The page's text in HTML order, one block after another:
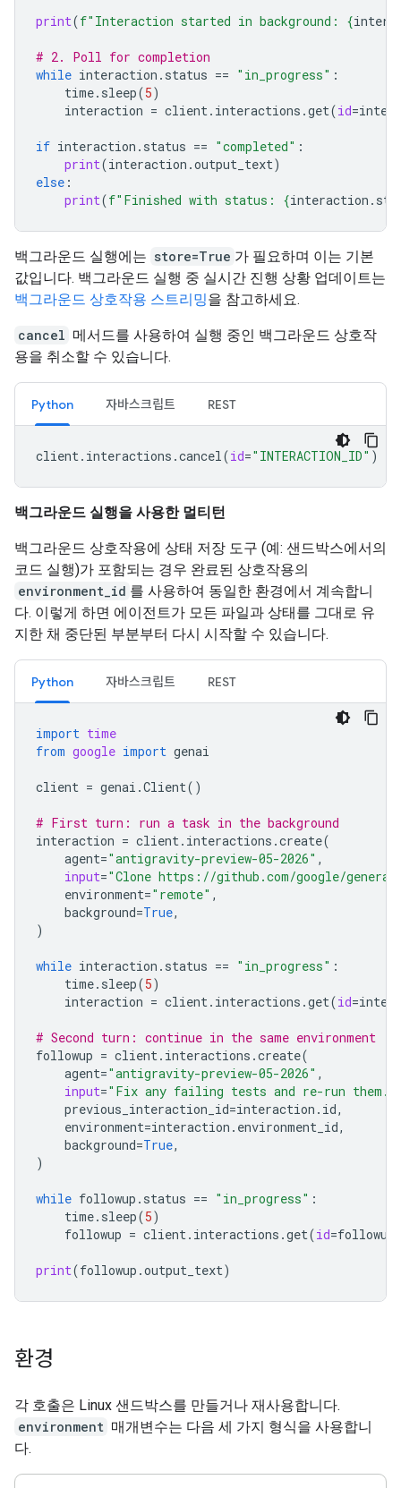
print(f"Interaction started in background: {
# 2. Poll for completion
while interaction . status == "in_progress" :
time. sleep(5)
interaction = client. interactions .get(id=
if interaction . status == "completed" :
print(interaction .output_text)
else :
print(f"Finished with status: {interaction .
백그라운드 실행에는 store=True 가 필요하며 이는 기본
값입니다. 백그라운드 실행 중 실시간 진행 상황 업데이트는
백그라운드 상호작용 스트리밍을 참고하세요.
cancel 메서드를 사용하여 실행 중인 백그라운드 상호작
용을 취소할 수 있습니다.
Python 자바스크립트 REST
client. interactions .cancel(id="INTERACTION_ID" )
백그라운드 실행을 사용한 멀티턴
백그라운드 상호작용에 상태 저장 도구 (예: 샌드박스에서의
코드 실행)가 포함되는 경우 완료된 상호작용의
environment_id 를 사용하여 동일한 환경에서 계속합니
다. 이렇게 하면 에이전트가 모든 파일과 상태를 그대로 유
지한 채 중단된 부분부터 다시 시작할 수 있습니다.
Python 자바스크립트 REST
import time
from google import genai
client = genai .Client()
# First turn: run a task in the background
interaction = client. interactions .create(
agent="antigravity-preview-05-2026" ,
input="Clone https://github.com/google/
environment="remote" ,
background=True,
)
while interaction . status == "in_progress" :
time. sleep(5)
interaction = client. interactions .get(id=
# Second turn: continue in the same environment
followup = client. interactions .create(
agent="antigravity-preview-05-2026" ,
input="Fix any failing tests and re-run them."
previous_interaction_id=interaction . id,
environment=interaction . environment_id,
background=True,
)
while followup . status == "in_progress" :
time. sleep(5)
followup = client. interactions .get(id=followup
print(followup .output_text)
환경
각 호출은 Linux 샌드박스를 만들거나 재사용합니다.
environment 매개변수는 다음 세 가지 형식을 사용합니
다.